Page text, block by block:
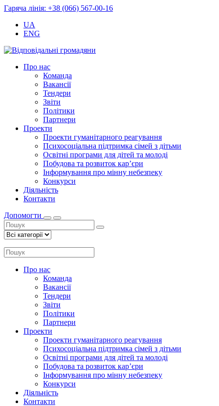
Гаряча лінія: +38 (066) 567-00-16
UA
ENG
Про нас
Команда
Вакансії
Тендери
Звіти
Політики
Партнери
Проекти
Проекти гуманітарного реагування
Психосоціальна підтримка сімей з дітьми
Освітні програми для дітей та молоді
Побудова та розвиток кар’єри
Інформування про мінну небезпеку
Конкурси
Діяльність
Контакти
Допомогти
Про нас
Команда
Вакансії
Тендери
Звіти
Політики
Партнери
Проекти
Проекти гуманітарного реагування
Психосоціальна підтримка сімей з дітьми
Освітні програми для дітей та молоді
Побудова та розвиток кар’єри
Інформування про мінну небезпеку
Конкурси
Діяльність
Контакти